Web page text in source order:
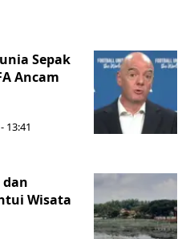
Sepak
Ancam
13:41
dan
Wisata